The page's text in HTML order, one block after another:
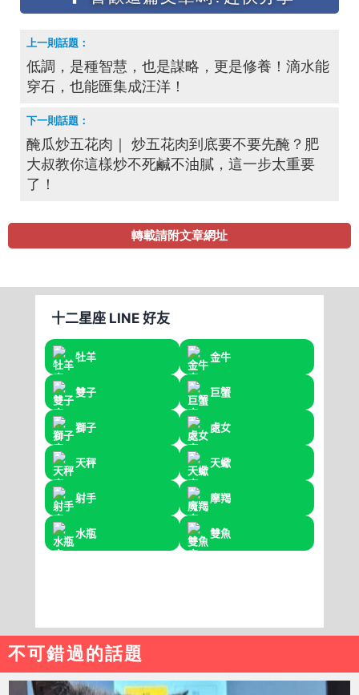
低調，是種智慧，也是謀略，更是修養！滴水能
穿石，也能匯集成汪洋！
醃瓜炒五花肉｜ 炒五花肉到底要不要先醃？肥
大叔教你這樣炒不死鹹不油膩，這一步太重要
了！
轉載請附文章網址
不可錯過的話題